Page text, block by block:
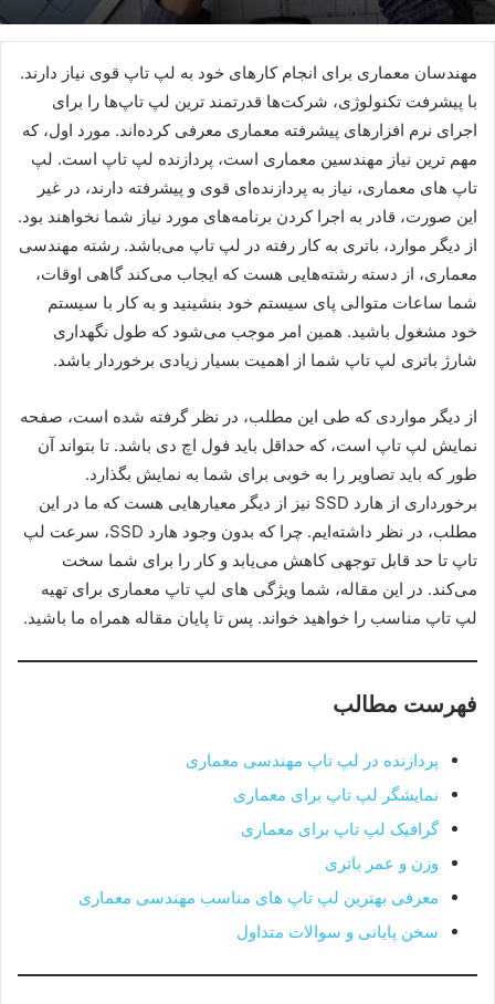
مهندسان معماری برای انجام کارهای خود به لپ تاپ قوی نیاز دارند.
با پیشرفت تکنولوژی، شرکت‌ها قدرتمند ترین لپ تاپ‌ها را برای
اجرای نرم افزارهای پیشرفته معماری معرفی کرده‌اند. مورد اول، که
مهم ترین نیاز مهندسین معماری است، پردازنده لپ تاپ است. لپ
تاپ های معماری، نیاز به پردازنده‌ای قوی و پیشرفته دارند، در غیر
این صورت، قادر به اجرا کردن برنامه‌های مورد نیاز شما نخواهند بود.
از دیگر موارد، باتری به کار رفته در لپ تاپ می‌باشد. رشته مهندسی
معماری، از دسته رشته‌هایی هست که ایجاب می‌کند گاهی اوقات،
شما ساعات متوالی پای سیستم خود بنشینید و به کار با سیستم
خود مشغول باشید. همین امر موجب می‌شود که طول نگهداری
شارژ باتری لپ تاپ شما از اهمیت بسیار زیادی برخوردار باشد.
از دیگر مواردی که طی این مطلب، در نظر گرفته شده است، صفحه
نمایش لپ تاپ است، که حداقل باید فول اچ دی باشد. تا بتواند آن
طور که باید تصاویر را به خوبی برای شما به نمایش بگذارد.
برخورداری از هارد SSD نیز از دیگر معیارهایی هست که ما در این
مطلب، در نظر داشته‌ایم. چرا که بدون وجود هارد SSD، سرعت لپ
تاپ تا حد قابل توجهی کاهش می‌یابد و کار را برای شما سخت
می‌کند. در این مقاله، شما ویژگی‎‌ های لپ تاپ معماری برای تهیه
لپ تاپ مناسب را خواهید خواند. پس تا پایان مقاله همراه ما باشید.
فهرست مطالب
پردازنده در لپ تاپ مهندسی معماری
نمایشگر لپ تاپ برای معماری
گرافیک لپ تاپ برای معماری
وزن و عمر باتری
معرفی بهترین لپ تاپ های مناسب مهندسی معماری
سخن پایانی و سوالات متداول